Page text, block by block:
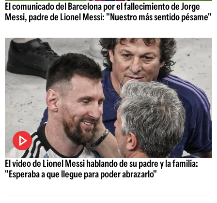
El comunicado del Barcelona por el fallecimiento de Jorge
Messi, padre de Lionel Messi: "Nuestro más sentido pésame"
El video de Lionel Messi hablando de su padre y la familia:
"Esperaba a que llegue para poder abrazarlo"